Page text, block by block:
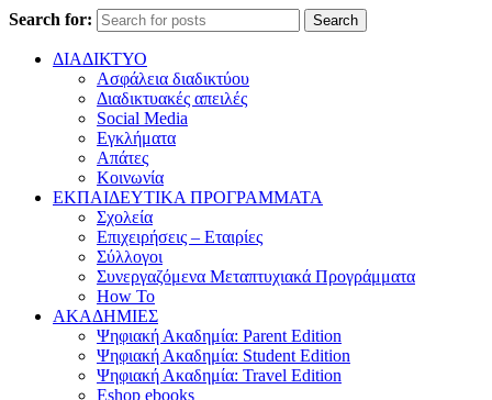
Search for: Search
ΔΙΑΔΙΚΤΥΟ
Ασφάλεια διαδικτύου
Διαδικτυακές απειλές
Social Media
Εγκλήματα
Απάτες
Κοινωνία
ΕΚΠΑΙΔΕΥΤΙΚΑ ΠΡΟΓΡΑΜΜΑΤΑ
Σχολεία
Επιχειρήσεις – Εταιρίες
Σύλλογοι
Συνεργαζόμενα Μεταπτυχιακά Προγράμματα
How To
ΑΚΑΔΗΜΙΕΣ
Ψηφιακή Ακαδημία: Parent Edition
Ψηφιακή Ακαδημία: Student Edition
Ψηφιακή Ακαδημία: Travel Edition
Eshop ebooks